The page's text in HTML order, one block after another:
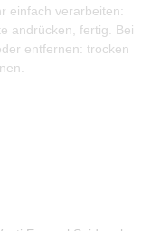
einfach verarbeiten:
andrücken, fertig. Bei
entfernen: trocken